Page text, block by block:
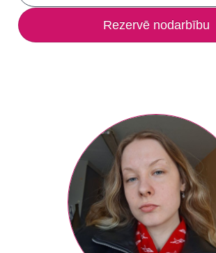
Rezervē nodarbību